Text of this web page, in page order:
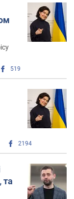
Володимир
на пост
ДБР
за
того ж року
–
Денис
519
2194
та